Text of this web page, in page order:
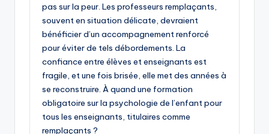
pas sur la peur. Les professeurs remplaçants,
souvent en situation délicate, devraient
bénéficier d’un accompagnement renforcé
pour éviter de tels débordements. La
confiance entre élèves et enseignants est
fragile, et une fois brisée, elle met des années à
se reconstruire. À quand une formation
obligatoire sur la psychologie de l’enfant pour
tous les enseignants, titulaires comme
remplaçants ?